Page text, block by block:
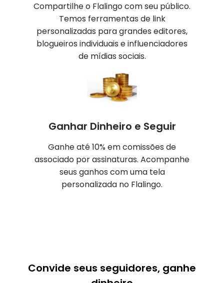
Compartilhe o Flalingo com seu público.
Temos ferramentas de link
personalizadas para grandes editores,
blogueiros individuais e influenciadores
de mídias sociais.
Ganhar Dinheiro e Seguir
Ganhe até 10% em comissões de
associado por assinaturas. Acompanhe
seus ganhos com uma tela
personalizada no Flalingo.
Convide seus seguidores, ganhe